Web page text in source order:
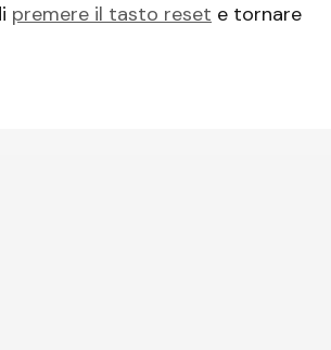
premere il tasto reset e tornare